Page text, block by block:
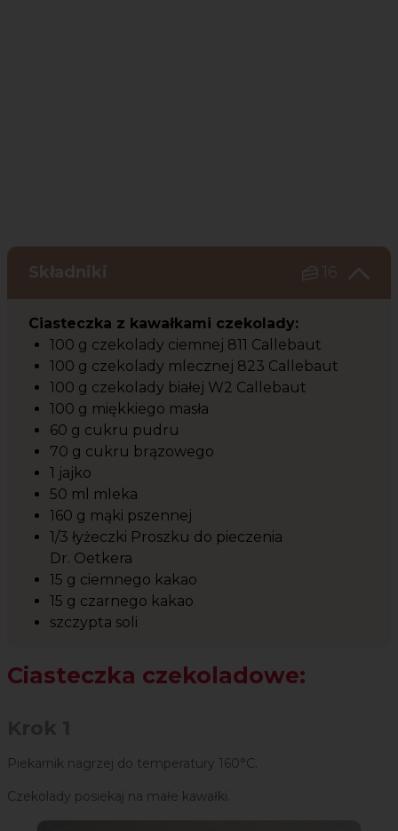
Składniki 16
Ciasteczka z kawałkami czekolady:
100 g czekolady ciemnej 811 Callebaut
100 g czekolady mlecznej 823 Callebaut
100 g czekolady białej W2 Callebaut
100 g miękkiego masła
60 g cukru pudru
70 g cukru brązowego
1 jajko
50 ml mleka
160 g mąki pszennej
1/3 łyżeczki Proszku do pieczenia
Dr. Oetkera
15 g ciemnego kakao
15 g czarnego kakao
szczypta soli
Ciasteczka czekoladowe:
Piekarnik nagrzej do temperatury 160°C.
Czekolady posiekaj na małe kawałki.